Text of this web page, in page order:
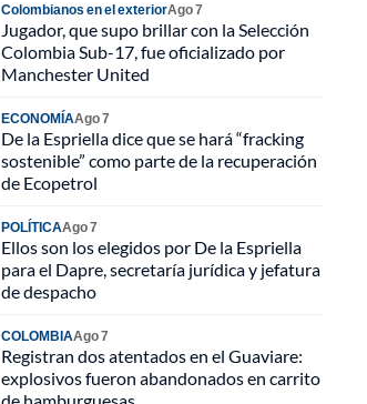
Colombianos en el exteriorAgo 7
Jugador, que supo brillar con la Selección
Colombia Sub-17, fue oficializado por
Manchester United
ECONOMÍAAgo 7
De la Espriella dice que se hará “fracking
sostenible” como parte de la recuperación
de Ecopetrol
POLÍTICAAgo 7
Ellos son los elegidos por De la Espriella
para el Dapre, secretaría jurídica y jefatura
de despacho
COLOMBIAAgo 7
Registran dos atentados en el Guaviare:
explosivos fueron abandonados en carrito